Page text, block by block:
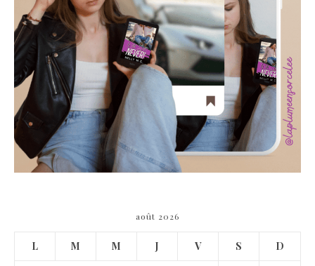
août 2026
L M M J V S D